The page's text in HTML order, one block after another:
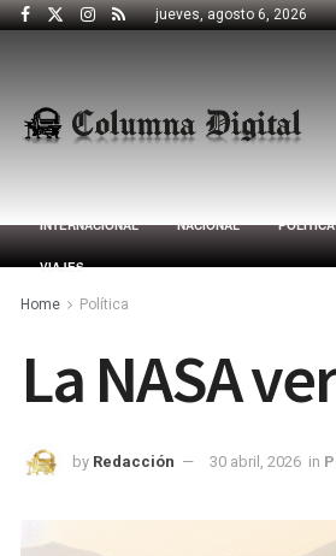
jueves, agosto 6, 2026
INTERNACIONAL NACIONAL POLÍTICA
VIAJES
Home Política
La NASA
by Redacción 30 abril, 2026 in